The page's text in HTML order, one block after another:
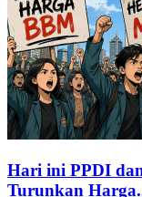
Hari ini PPDI
Turunkan